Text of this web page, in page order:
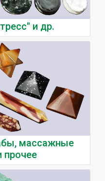
и др.
массажные
прочее